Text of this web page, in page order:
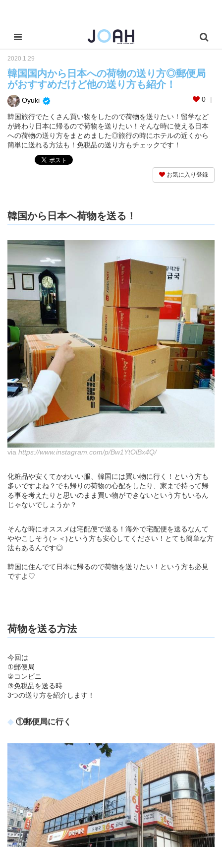
2020.1.29
韓国国内から日本への荷物の送り方◎郵便局
がおすすめだけど他の送り方も紹介！
Oyuki 0
韓国旅行でたくさん買い物をしたので荷物を送りたい！留学など
が終わり日本に帰るので荷物を送りたい！そんな時に使える日本
への荷物の送り方をまとめました◎旅行の時にホテルの近くから
簡単に送れる方法も！免税品の送り方もチェックです！
お気に入り登録
韓国から日本へ荷物を送る！
via https://www.instagram.com/p/Bw1YtOlBx4Q/
化粧品や安くてかわいい服、韓国には買い物に行く！という方も
多いですよね？でも帰りの荷物の心配をしたり、家まで持って帰
る事を考えたりと思いのまま買い物ができないという方もいるん
じゃないでしょうか？
そんな時にオススメは宅配便で送る！海外で宅配便を送るなんて
ややこしそう(＞＜)という方も安心してください！とても簡単な方
法もあるんです◎
韓国に住んでて日本に帰るので荷物を送りたい！という方も必見
ですよ♡
荷物を送る方法
今回は
①郵便局
②コンビニ
③免税品を送る時
3つの送り方を紹介します！
①郵便局に行く